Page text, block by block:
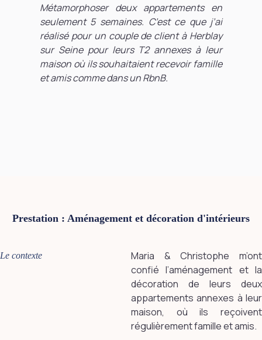
Métamorphoser deux appartements en
seulement 5 semaines. C’est ce que j’ai
réalisé pour un couple de client à Herblay
sur Seine pour leurs T2 annexes à leur
maison où ils souhaitaient recevoir famille
et amis comme dans un RbnB.
Prestation : Aménagement et décoration d'intérieurs
Le contexte
Maria & Christophe m’ont
confié l’aménagement et la
décoration de leurs deux
appartements annexes à leur
maison, où ils reçoivent
régulièrement famille et amis.